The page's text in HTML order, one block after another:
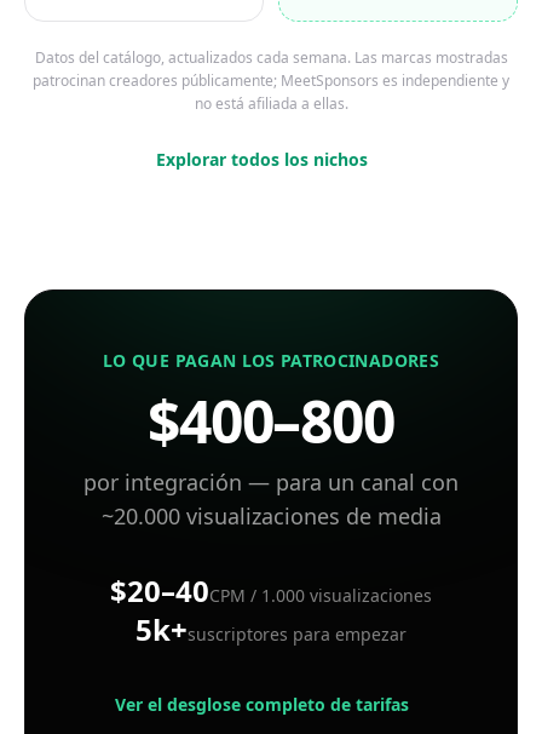
Datos del catálogo, actualizados cada semana. Las marcas mostradas
patrocinan creadores públicamente; MeetSponsors es independiente y
no está afiliada a ellas.
Explorar todos los nichos
LO QUE PAGAN LOS PATROCINADORES
$400–800
por integración — para un canal con
~20.000 visualizaciones de media
$20–40CPM / 1.000 visualizaciones
5k+suscriptores para empezar
Ver el desglose completo de tarifas